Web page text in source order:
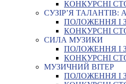
КОНКУРСНІ
СУЗІР’Я ТАЛАНТІВ:
ПОЛОЖЕННЯ І
КОНКУРСНІ
СИЛА МУЗИКИ
ПОЛОЖЕННЯ І
КОНКУРСНІ
МУЗИЧНИЙ ВІТЕР
ПОЛОЖЕННЯ І